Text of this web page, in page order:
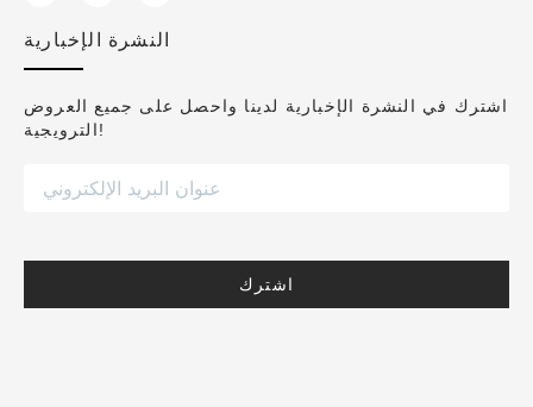
النشرة الإخبارية
اشترك في النشرة الإخبارية لدينا واحصل على جميع العروض
الترويجية!
اشترك